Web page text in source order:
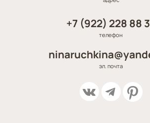
+7 (922) 228 88
телефон
эл. почта